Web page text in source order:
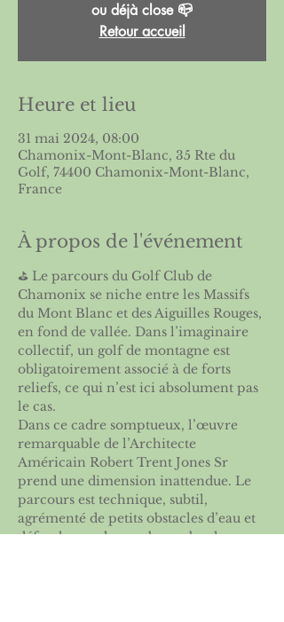
ou déjà close 📪
Retour accueil
Heure et lieu
31 mai 2024, 08:00
Chamonix-Mont-Blanc, 35 Rte du
Golf, 74400 Chamonix-Mont-Blanc,
France
À propos de l'événement
⛳️ Le parcours du Golf Club de
Chamonix se niche entre les Massifs
du Mont Blanc et des Aiguilles Rouges,
en fond de vallée. Dans l’imaginaire
collectif, un golf de montagne est
obligatoirement associé à de forts
reliefs, ce qui n’est ici absolument pas
le cas.
Dans ce cadre somptueux, l’œuvre
remarquable de l’Architecte
Américain Robert Trent Jones Sr
prend une dimension inattendue. Le
parcours est technique, subtil,
agrémenté de petits obstacles d’eau et
défendu par de nombreux bunkers.